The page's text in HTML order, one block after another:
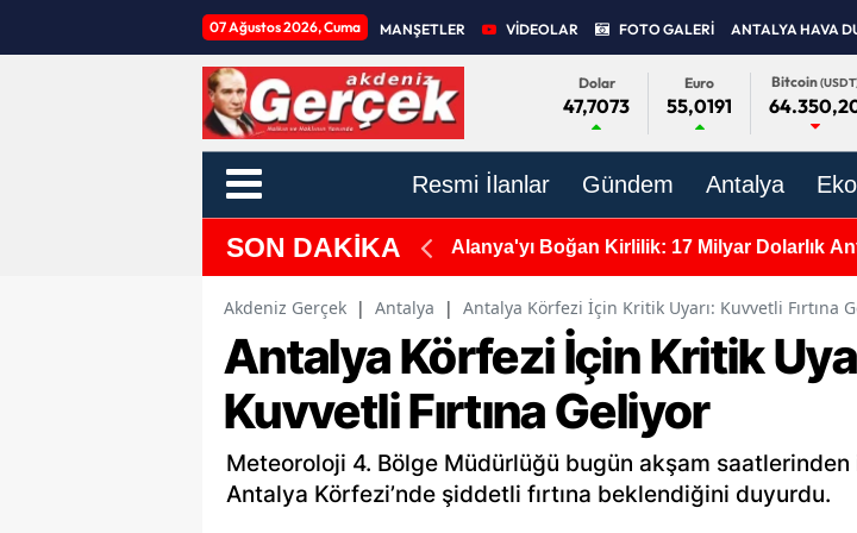
07 Ağustos 2026, Cuma MANŞETLER VİDEOLAR FOTO GALERİ ANTALYA HAVA
Dolar
47,7073
Euro
55,0191
Bitcoin
Resmi İlanlar Gündem Antalya
SON DAKİKA
17 Milyar Dolarlık Antalya Turizmine Plastik Darbesi 11 Yaşındaki
Akdeniz Gerçek | Antalya | Antalya Körfezi İçin Kritik Uyarı: Kuvvetli Fırtına
Antalya Körfezi İçin Kritik
Kuvvetli Fırtına Geliyor
Meteoroloji 4. Bölge Müdürlüğü bugün akşam
Antalya Körfezi’nde şiddetli fırtına beklendiğini duyurdu.